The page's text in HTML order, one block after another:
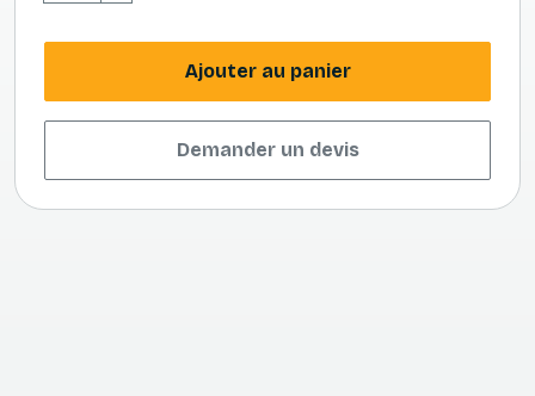
Ajouter au panier
Demander un devis